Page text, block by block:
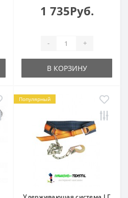
1 735Руб.
- +
В КОРЗИНУ
Популярный